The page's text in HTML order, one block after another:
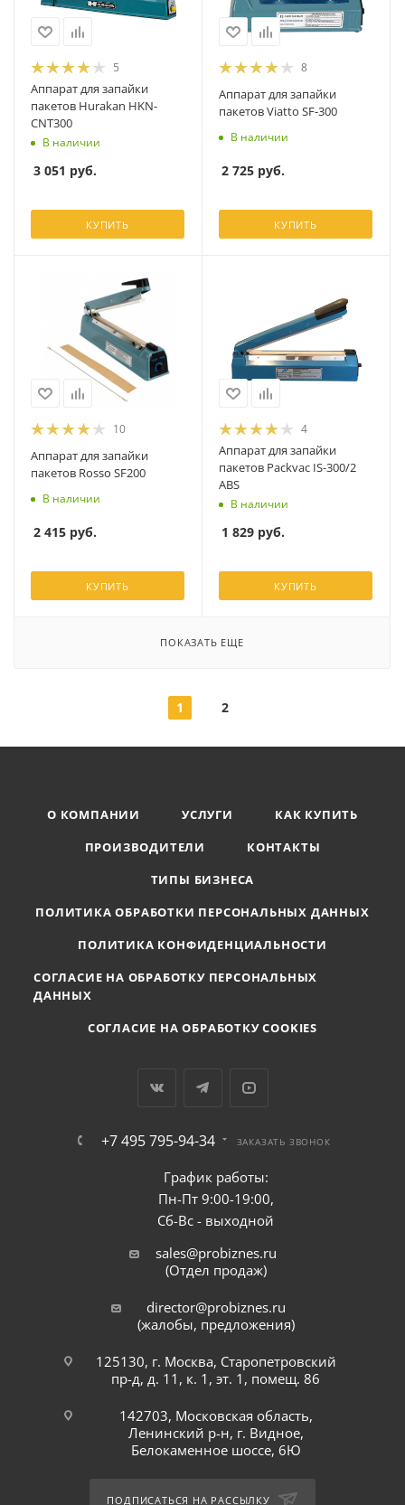
5
Аппарат для запайки
пакетов Hurakan HKN-
CNT300
В наличии
3 051 руб.
КУПИТЬ
8
Аппарат для запайки
пакетов Viatto SF-300
В наличии
2 725 руб.
КУПИТЬ
10
Аппарат для запайки
пакетов Rosso SF200
В наличии
2 415 руб.
КУПИТЬ
4
Аппарат для запайки
пакетов Packvac IS-300/2
ABS
В наличии
1 829 руб.
КУПИТЬ
ПОКАЗАТЬ ЕЩЕ
1 2
О КОМПАНИИ УСЛУГИ
КАК КУПИТЬ
ПРОИЗВОДИТЕЛИ
КОНТАКТЫ
ТИПЫ БИЗНЕСА
ПОЛИТИКА ОБРАБОТКИ ПЕРСОНАЛЬНЫХ ДАННЫХ
ПОЛИТИКА КОНФИДЕНЦИАЛЬНОСТИ
СОГЛАСИЕ НА ОБРАБОТКУ ПЕРСОНАЛЬНЫХ
ДАННЫХ
СОГЛАСИЕ НА ОБРАБОТКУ COOKIES
+7 495 795-94-34 ЗАКАЗАТЬ ЗВОНОК
График работы:
Пн-Пт 9:00-19:00,
Сб-Вс - выходной
sales@probiznes.ru
(Отдел продаж)
director@probiznes.ru
(жалобы, предложения)
125130, г. Москва, Старопетровский
пр-д, д. 11, к. 1, эт. 1, помещ. 86
142703, Московская область,
Ленинский р-н, г. Видное,
Белокаменное шоссе, 6Ю
ПОДПИСАТЬСЯ НА РАССЫЛКУ